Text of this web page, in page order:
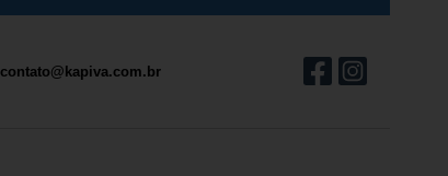
contato@kapiva.com.br